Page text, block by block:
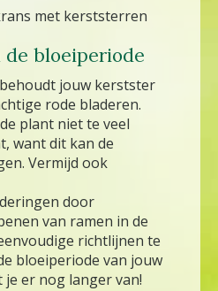
de bloeiperiode
jouw kerstster
rode bladeren.
plant niet te veel
want dit kan de
Vermijd ook
door
van ramen in de
richtlijnen te
bloeiperiode van jouw
er nog langer van!